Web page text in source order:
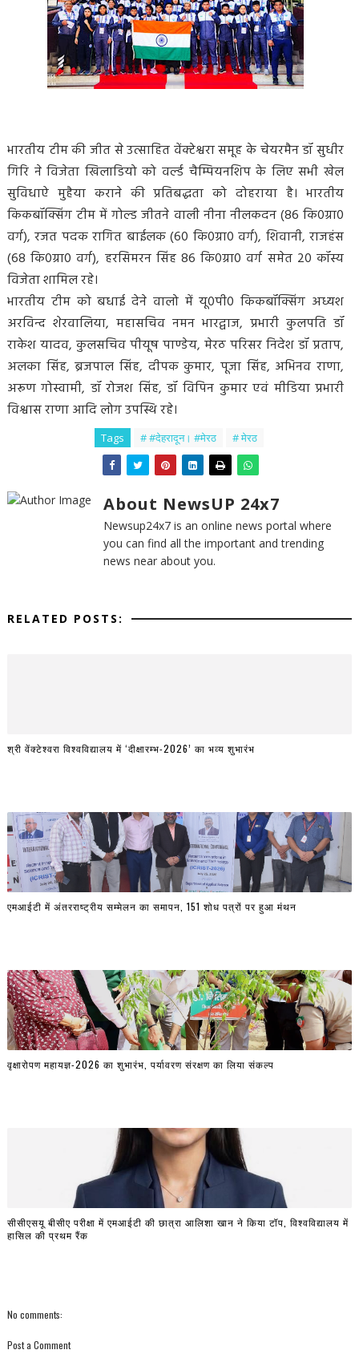
भारतीय टीम की जीत से उत्साहित वेंक्टेश्वरा समूह के चेयरमैन डॉ सुधीर
गिरि ने विजेता खिलाडियो को वर्ल्ड चैम्पियनशिप के लिए सभी खेल
सुविधाऐ मुहैया कराने की प्रतिबद्धता को दोहराया है। भारतीय
किकबॉक्सिंग टीम में गोल्ड जीतने वाली नीना नीलकदन (86 कि0ग्रा0
वर्ग), रजत पदक रागित बाईलक (60 कि0ग्रा0 वर्ग), शिवानी, राजहंस
(68 कि0ग्रा0 वर्ग), हरसिमरन सिंह 86 कि0ग्रा0 वर्ग समेत 20 कॉस्य
विजेता शामिल रहे।
भारतीय टीम को बधाई देने वालो में यू0पी0 किकबॉक्सिंग अध्यश
अरविन्द शेरवालिया, महासचिव नमन भारद्वाज, प्रभारी कुलपति डॉ
राकेश यादव, कुलसचिव पीयूष पाण्डेय, मेरठ परिसर निदेश डॉ प्रताप,
अलका सिंह, ब्रजपाल सिंह, दीपक कुमार, पूजा सिंह, अभिनव राणा,
अरूण गोस्वामी, डॉ रोजश सिंह, डॉ विपिन कुमार एवं मीडिया प्रभारी
विश्वास राणा आदि लोग उपस्थि रहे।
Tags # #देहरादून। #मेरठ # मेरठ
About NewsUP 24x7
Newsup24x7 is an online news portal where
you can find all the important and trending
news near about you.
RELATED POSTS:
श्री वेंक्टेश्वरा विश्वविद्यालय में ‘दीक्षारम्भ-2026’ का भव्य शुभारंभ
एमआईटी में अंतरराष्ट्रीय सम्मेलन का समापन, 151 शोध पत्रों पर हुआ मंथन
वृक्षारोपण महायज्ञ-2026 का शुभारंभ, पर्यावरण संरक्षण का लिया संकल्प
सीसीएसयू बीसीए परीक्षा में एमआईटी की छात्रा आलिशा खान ने किया टॉप, विश्वविद्यालय में
हासिल की प्रथम रैंक
No comments:
Post a Comment